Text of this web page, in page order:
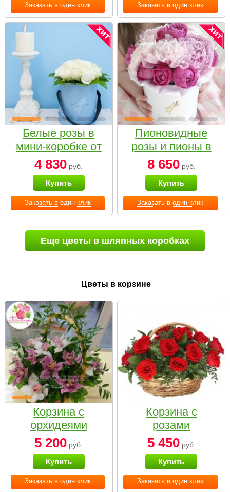
Заказать в один клик Заказать в один клик
Заказать в один клик
Белые розы в
мини-коробке от
Bella Fiori
4 830 руб.
Купить
Заказать в один клик
Пионовидные
розы и пионы в
белой коробке
Small
8 650руб.
Купить
Еще цветы в шляпных коробках
Цветы в корзине
Заказать в один клик
Корзина с
орхидеями
малая
5 200 руб.
Купить
Заказать в один клик
Корзина с
розами
«Красный
Париж»
5 450руб.
Купить